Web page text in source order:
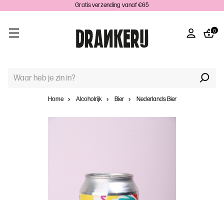
Gratis verzending vanaf €65
0
TREFWOORD
Home
Alcoholrijk Bier Nederlands Bier